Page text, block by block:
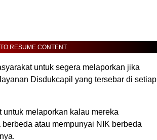
RESUME CONTENT
untuk segera melaporkan jika
Disdukcapil yang tersebar di setiap
untuk melaporkan kalau mereka
atau mempunyai NIK berbeda